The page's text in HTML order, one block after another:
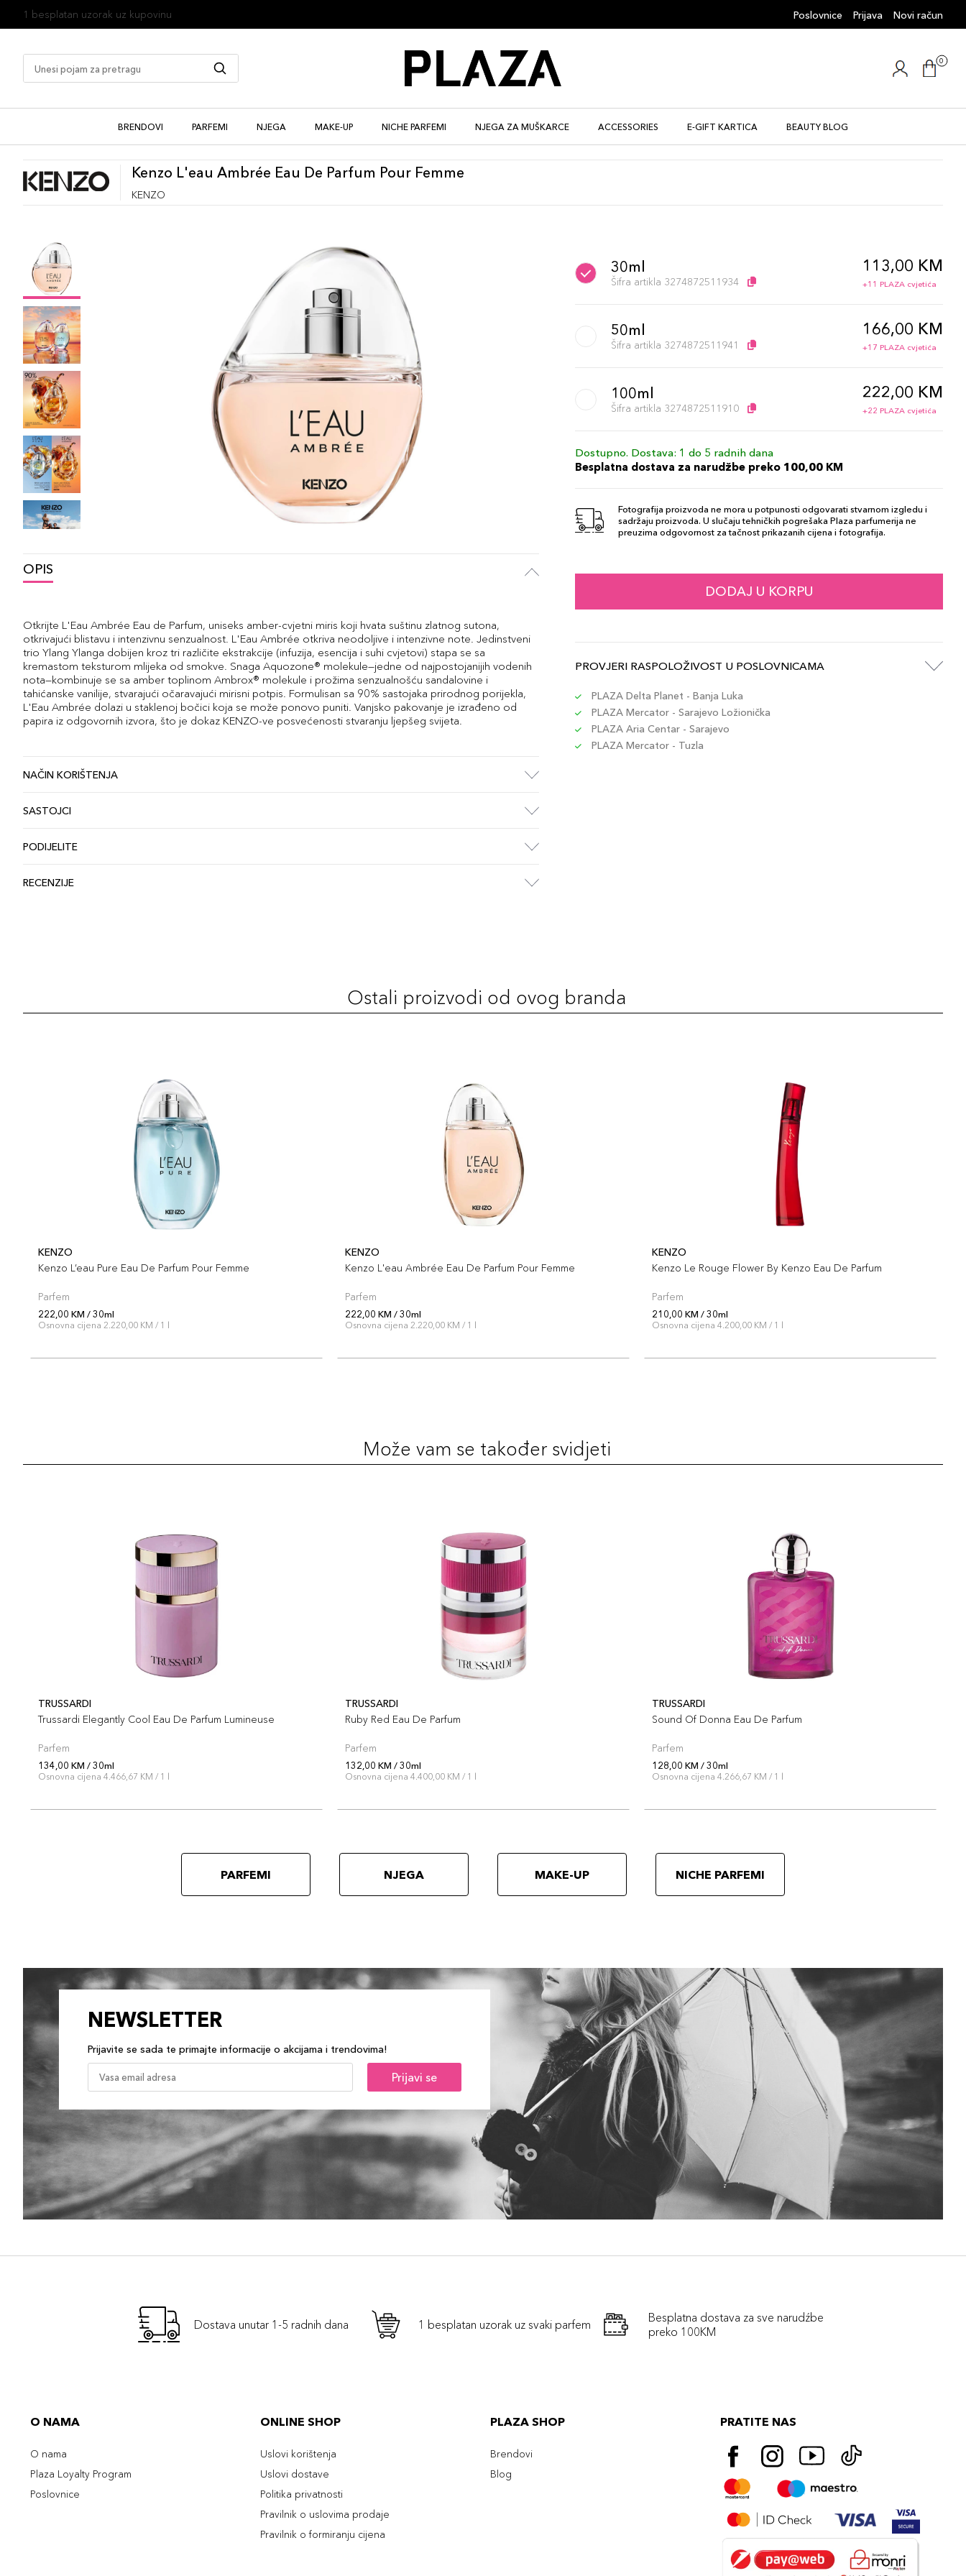
1 besplatan uzorak uz kupovinu Poslovnice Prijava Novi račun
0
BRENDOVI PARFEMI NJEGA MAKE-UP NICHE PARFEMI NJEGA ZA MUŠKARCE ACCESSORIES E-GIFT KARTICA BEAUTY BLOG
Kenzo L'eau Ambrée Eau De Parfum Pour Femme
KENZO
OPIS
Otkrijte L'Eau Ambrée Eau de Parfum, uniseks amber-cvjetni miris koji hvata suštinu zlatnog sutona,
otkrivajući blistavu i intenzivnu senzualnost. L'Eau Ambrée otkriva neodoljive i intenzivne note. Jedinstveni
trio Ylang Ylanga dobijen kroz tri različite ekstrakcije (infuzija, esencija i suhi cvjetovi) stapa se sa
kremastom teksturom mlijeka od smokve. Snaga Aquozone® molekule—jedne od najpostojanijih vodenih
nota—kombinuje se sa amber toplinom Ambrox® molekule i prožima senzualnošću sandalovine i
tahićanske vanilije, stvarajući očaravajući mirisni potpis. Formulisan sa 90% sastojaka prirodnog porijekla,
L'Eau Ambrée dolazi u staklenoj bočici koja se može ponovo puniti. Vanjsko pakovanje je izrađeno od
papira iz odgovornih izvora, što je dokaz KENZO-ve posvećenosti stvaranju ljepšeg svijeta.
NAČIN KORIŠTENJA
SASTOJCI
PODIJELITE
RECENZIJE
30ml
Šifra artikla 3274872511934
113,00 KM
+11 PLAZA cvjetića
50ml
Šifra artikla 3274872511941
166,00 KM
+17 PLAZA cvjetića
100ml
Šifra artikla 3274872511910
222,00 KM
+22 PLAZA cvjetića
Dostupno. Dostava: 1 do 5 radnih dana
Besplatna dostava za narudžbe preko 100,00 KM
Fotografija proizvoda ne mora u potpunosti odgovarati stvarnom izgledu i
sadržaju proizvoda. U slučaju tehničkih pogrešaka Plaza parfumerija ne
preuzima odgovornost za tačnost prikazanih cijena i fotografija.
DODAJ U KORPU
PROVJERI RASPOLOŽIVOST U POSLOVNICAMA
PLAZA Delta Planet - Banja Luka
PLAZA Mercator - Sarajevo Ložionička
PLAZA Aria Centar - Sarajevo
PLAZA Mercator - Tuzla
Ostali proizvodi od ovog branda
KENZO
Kenzo L’eau Pure Eau De Parfum Pour Femme
Parfem
222,00 KM / 30ml
Osnovna cijena 2.220,00 KM / 1 l
KENZO
Kenzo L'eau Ambrée Eau De Parfum Pour Femme
Parfem
222,00 KM / 30ml
Osnovna cijena 2.220,00 KM / 1 l
KENZO
Kenzo Le Rouge Flower By Kenzo Eau De Parfum
Parfem
210,00 KM / 30ml
Osnovna cijena 4.200,00 KM / 1 l
Može vam se također svidjeti
TRUSSARDI
Trussardi Elegantly Cool Eau De Parfum Lumineuse
Parfem
134,00 KM / 30ml
Osnovna cijena 4.466,67 KM / 1 l
TRUSSARDI
Ruby Red Eau De Parfum
Parfem
132,00 KM / 30ml
Osnovna cijena 4.400,00 KM / 1 l
TRUSSARDI
Sound Of Donna Eau De Parfum
Parfem
128,00 KM / 30ml
Osnovna cijena 4.266,67 KM / 1 l
PARFEMI NJEGA MAKE-UP NICHE PARFEMI
NEWSLETTER
Prijavite se sada te primajte informacije o akcijama i trendovima!
Prijavi se
Dostava unutar 1-5 radnih dana 1 besplatan uzorak uz svaki parfem
Besplatna dostava za sve narudźbe
preko 100KM
O NAMA
O nama
Plaza Loyalty Program
Poslovnice
ONLINE SHOP
Uslovi korištenja
Uslovi dostave
Politika privatnosti
Pravilnik o uslovima prodaje
Pravilnik o formiranju cijena
PLAZA SHOP
Brendovi
Blog
PRATITE NAS